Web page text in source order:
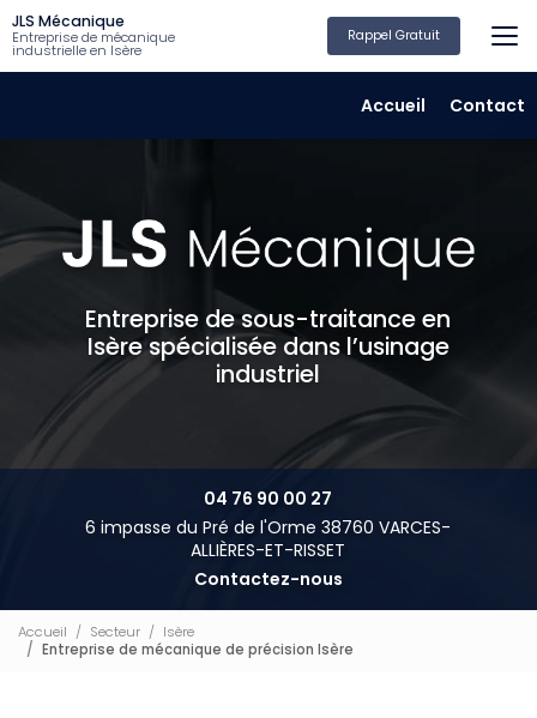
Aller
au
contenu
principal
Accueil
Contact
JLS Mécanique
Entreprise de mécanique
industrielle en Isère
Rappel Gratuit
Entreprise de sous-traitance en
Isère spécialisée dans l’usinage
industriel
04 76 90 00 27
6 impasse du Pré de l'Orme 38760 VARCES-
ALLIÈRES-ET-RISSET
Contactez-nous
Accueil Secteur
Isère
Entreprise de mécanique de précision Isère